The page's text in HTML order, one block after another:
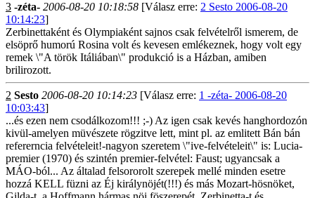
3 -zéta- 2006-08-20 10:18:58 [Válasz erre: 2 Sesto 2006-08-20
10:14:23]
Zerbinettaként és Olympiaként sajnos csak felvételről ismerem, de
elsöprő humorú Rosina volt és kevesen emlékeznek, hogy volt egy
remek \"A török Itáliában\" produkció is a Házban, amiben
brilirozott.
2 Sesto 2006-08-20 10:14:23 [Válasz erre: 1 -zéta- 2006-08-20
10:03:43]
...és ezen nem csodálkozom!!! ;-) Az igen csak kevés hanghordozón
kivül-amelyen müvészete rögzitve lett, mint pl. az emlitett Bán bán
refererncia felvételeit!-nagyon szeretem \"ive-felvételeit\" is: Lucia-
premier (1970) és szintén premier-felvétel: Faust; ugyancsak a
MÁO-ból... Az általad felsororolt szerepek mellé minden esetre
hozzá KELL füzni az Éj királynöjét(!!!) és más Mozart-hösnöket,